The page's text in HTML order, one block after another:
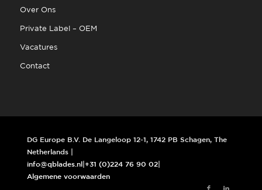
Over Ons
Private Label – OEM
Vacatures
Contact
DG Europe B.V. De Langeloop 12-1, 1742 PB Schagen, The
Netherlands |
info@qblades.nl
|+31 (0)224 76 90 02
Algemene voorwaarden